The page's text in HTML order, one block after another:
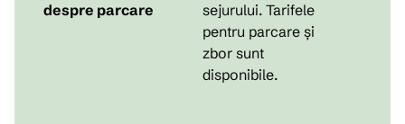
despre parcare
sejurului. Tarifele
pentru parcare și
zbor sunt
disponibile.